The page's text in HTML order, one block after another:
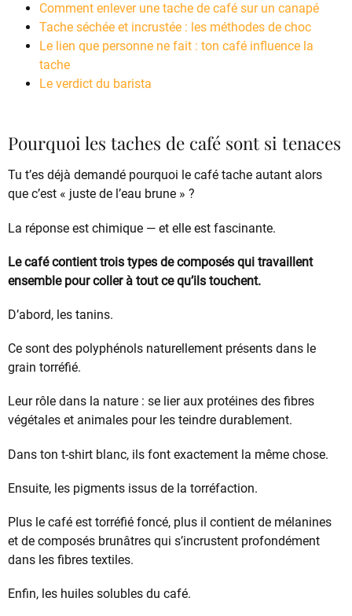
Comment enlever une tache de café sur un canapé
Tache séchée et incrustée : les méthodes de choc
Le lien que personne ne fait : ton café influence la
tache
Le verdict du barista
Pourquoi les taches de café sont si tenaces
Tu t’es déjà demandé pourquoi le café tache autant alors
que c’est « juste de l’eau brune » ?
La réponse est chimique — et elle est fascinante.
Le café contient trois types de composés qui travaillent
ensemble pour coller à tout ce qu’ils touchent.
D’abord, les tanins.
Ce sont des polyphénols naturellement présents dans le
grain torréfié.
Leur rôle dans la nature : se lier aux protéines des fibres
végétales et animales pour les teindre durablement.
Dans ton t-shirt blanc, ils font exactement la même chose.
Ensuite, les pigments issus de la torréfaction.
Plus le café est torréfié foncé, plus il contient de mélanines
et de composés brunâtres qui s’incrustent profondément
dans les fibres textiles.
Enfin, les huiles solubles du café.